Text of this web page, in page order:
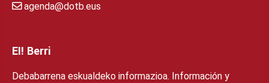
agenda@dotb.eus
EI! Berri
Debabarrena eskualdeko informazioa. Información y